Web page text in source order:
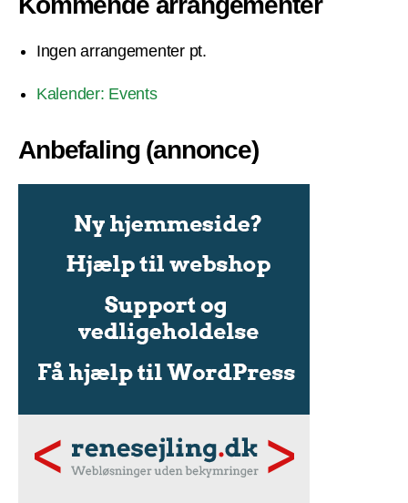
Ingen arrangementer pt.
Kalender: Events
Anbefaling (annonce)